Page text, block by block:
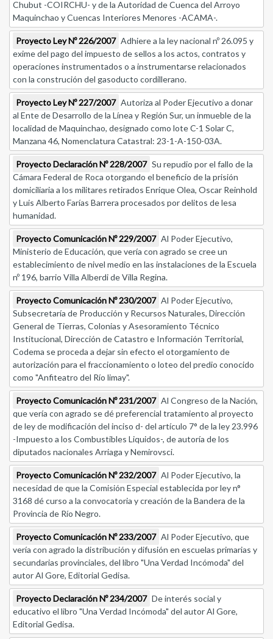
Chubut -COIRCHU- y de la Autoridad de Cuenca del Arroyo
Maquinchao y Cuencas Interiores Menores -ACAMA-.
Proyecto Ley Nº 226/2007 Adhiere a la ley nacional nº 26.095 y
exime del pago del impuesto de sellos a los actos, contratos y
operaciones instrumentados o a instrumentarse relacionados
con la construción del gasoducto cordillerano.
Proyecto Ley Nº 227/2007 Autoriza al Poder Ejecutivo a donar
al Ente de Desarrollo de la Línea y Región Sur, un inmueble de la
localidad de Maquinchao, designado como lote C-1 Solar C,
Manzana 46, Nomenclatura Catastral: 23-1-A-150-03A.
Proyecto Declaración Nº 228/2007 Su repudio por el fallo de la
Cámara Federal de Roca otorgando el beneficio de la prisión
domiciliaria a los militares retirados Enrique Olea, Oscar Reinhold
y Luis Alberto Farías Barrera procesados por delitos de lesa
humanidad.
Proyecto Comunicación Nº 229/2007 Al Poder Ejecutivo,
Ministerio de Educación, que vería con agrado se cree un
establecimiento de nivel medio en las instalaciones de la Escuela
nº 196, barrio Villa Alberdi de Villa Regina.
Proyecto Comunicación Nº 230/2007 Al Poder Ejecutivo,
Subsecretaría de Producción y Recursos Naturales, Dirección
General de Tierras, Colonias y Asesoramiento Técnico
Institucional, Dirección de Catastro e Información Territorial,
Codema se proceda a dejar sin efecto el otorgamiento de
autorización para el fraccionamiento o loteo del predio conocido
como "Anfiteatro del Río limay".
Proyecto Comunicación Nº 231/2007 Al Congreso de la Nación,
que vería con agrado se dé preferencial tratamiento al proyecto
de ley de modificación del inciso d- del artículo 7° de la ley 23.996
-Impuesto a los Combustibles Liquidos-, de autoría de los
diputados nacionales Arriaga y Nemirovsci.
Proyecto Comunicación Nº 232/2007 Al Poder Ejecutivo, la
necesidad de que la Comisión Especial establecida por ley n°
3168 dé curso a la convocatoria y creación de la Bandera de la
Provincia de Río Negro.
Proyecto Comunicación Nº 233/2007 Al Poder Ejecutivo, que
vería con agrado la distribución y difusión en escuelas primarias y
secundarias provinciales, del libro "Una Verdad Incómoda" del
autor Al Gore, Editorial Gedisa.
Proyecto Declaración Nº 234/2007 De interés social y
educativo el libro "Una Verdad Incómoda" del autor Al Gore,
Editorial Gedisa.